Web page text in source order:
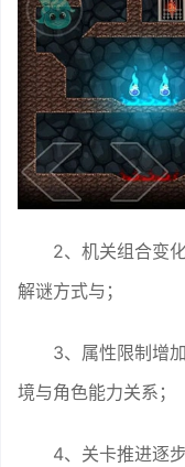
2、机关组合变
解谜方式与；
3、属性限制增
境与角色能力关系；
4、关卡推进逐